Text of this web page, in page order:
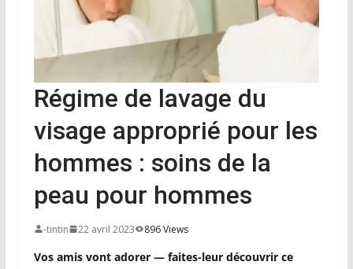
Régime de lavage du
visage approprié pour les
hommes : soins de la
peau pour hommes
-tintin 22 avril 2023 896 Views
Vos amis vont adorer — faites-leur découvrir ce